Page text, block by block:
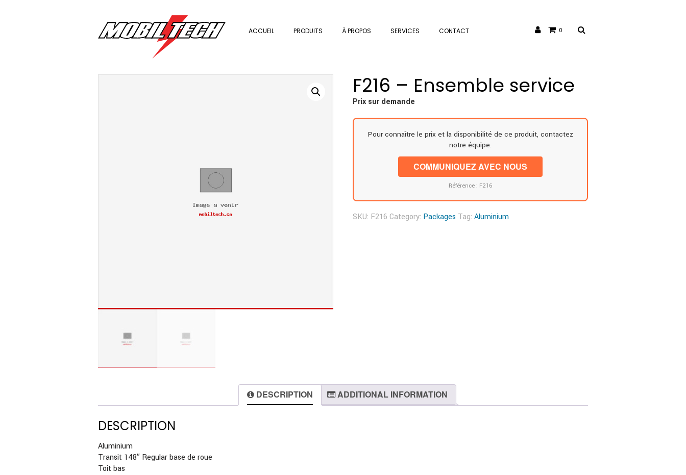
ACCUEIL PRODUITS À PROPOS SERVICES CONTACT 0
F216 – Ensemble service
Prix sur demande
Pour connaître le prix et la disponibilité de ce produit, contactez
notre équipe.
COMMUNIQUEZ AVEC NOUS
Référence : F216
SKU: F216 Category: Packages Tag:Aluminium
DESCRIPTION ADDITIONAL INFORMATION
DESCRIPTION
Aluminium
Transit 148″ Regular base de roue
Toit bas